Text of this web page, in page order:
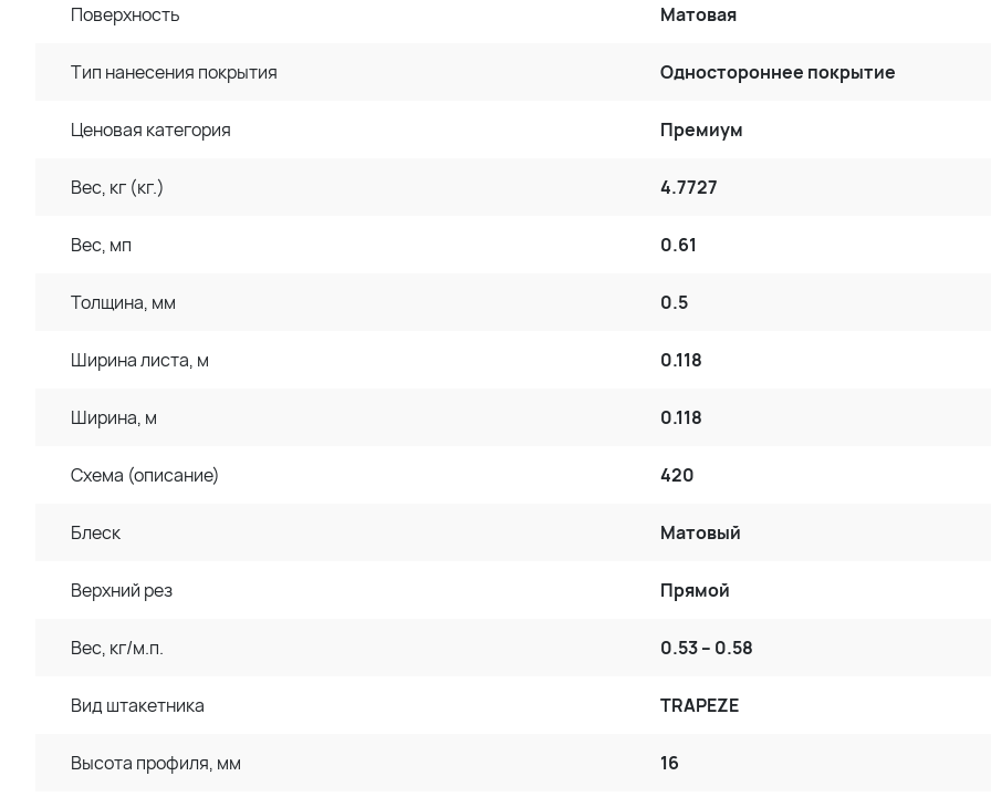
Поверхность Матовая
Тип нанесения покрытия Одностороннее покрытие
Ценовая категория Премиум
Вес, кг (кг.) 4.7727
Вес, мп 0.61
Толщина, мм 0.5
Ширина листа, м 0.118
Ширина, м 0.118
Схема (описание) 420
Блеск Матовый
Верхний рез Прямой
Вес, кг/м.п. 0.53 – 0.58
Вид штакетника TRAPEZE
Высота профиля, мм 16